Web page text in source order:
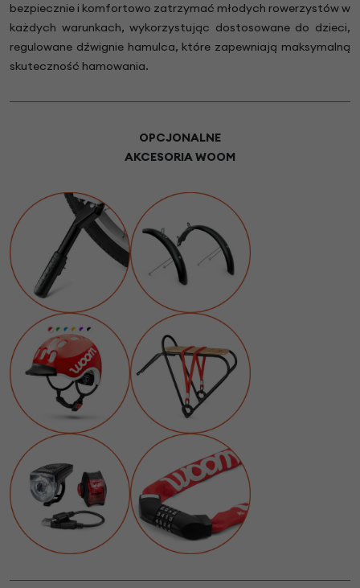
bezpiecznie i komfortowo zatrzymać młodych rowerzystów w
każdych warunkach, wykorzystując dostosowane do dzieci,
regulowane dźwignie hamulca, które zapewniają maksymalną
skuteczność hamowania.
OPCJONALNE
AKCESORIA WOOM